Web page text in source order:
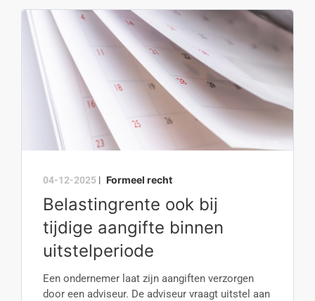
04-12-2025 | Formeel recht
Belastingrente ook bij
tijdige aangifte binnen
uitstelperiode
Een ondernemer laat zijn aangiften verzorgen
door een adviseur. De adviseur vraagt uitstel aan